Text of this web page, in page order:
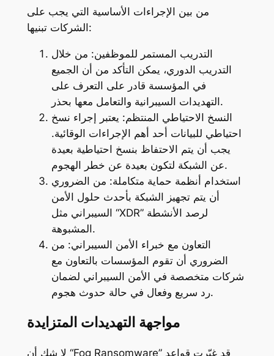
من بين الإجراءات الأساسية التي يجب على
الشركات تبنيها:
التدريب المستمر للموظفين: من خلال
التدريب الدوري، يمكن التأكد من أن الجميع
في المؤسسة قادر على التعرف على
التهديدات السيبرانية والتعامل معها بحذر.
النسخ الاحتياطي المنتظم: يعتبر إجراء نسخ
احتياطي للبيانات أحد أهم الإجراءات الوقائية.
يجب أن يتم الاحتفاظ بنسخ احتياطية بعيدة
عن الشبكة لتكون بعيدة عن خطر الهجوم.
استخدام أنظمة حماية متكاملة: من الضروري
أن يتم تجهيز الشبكة بأحدث حلول الأمن
السيبراني مثل “XDR” لرصد الأنشطة
المشبوهة.
التعاون مع خبراء الأمن السيبراني: من
الضروري أن تقوم المؤسسات بالتعاون مع
شركات متخصصة في الأمن السيبراني لضمان
رد سريع وفعال في حالة حدوث هجوم.
مواجهة التهديدات المتزايدة
لا شك أن “Fog Ransomware” قد غيّرت قواعد